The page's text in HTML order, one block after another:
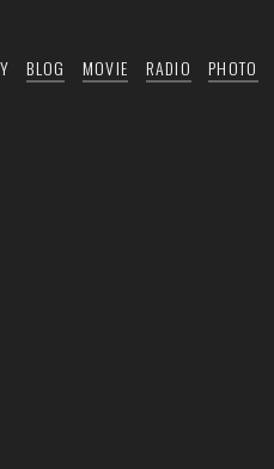
BLOG MOVIE RADIO PHOTO